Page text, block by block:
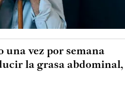
una vez por semana
la grasa abdominal,